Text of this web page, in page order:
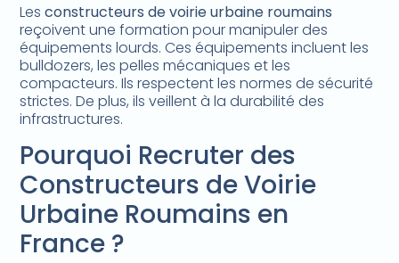
Lesconstructeurs de voirie urbaine roumains
reçoivent une formation pour manipuler des
équipements lourds. Ces équipements incluent les
bulldozers, les pelles mécaniques et les
compacteurs. Ils respectent les normes de sécurité
strictes. De plus, ils veillent à la durabilité des
infrastructures.
Pourquoi Recruter des
Constructeurs de Voirie
Urbaine Roumains en
France ?